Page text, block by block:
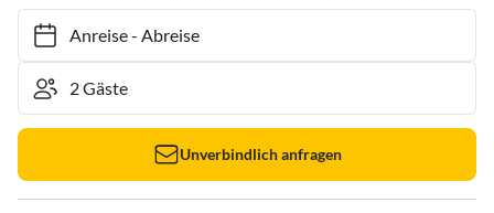
Anreise- Abreise
Unverbindlich anfragen